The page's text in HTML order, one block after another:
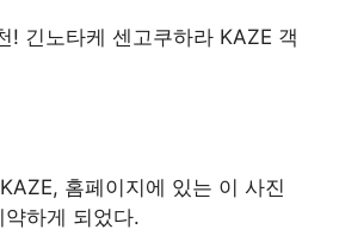
홈페이지에 있는 이 사진
하게 되었다.